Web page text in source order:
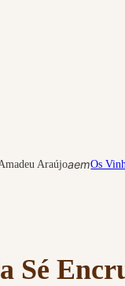
AraújoaemOs
Sé